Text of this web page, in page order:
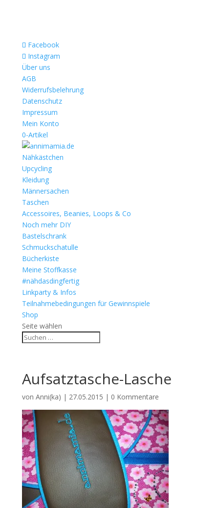
Facebook
Instagram
Über uns
AGB
Widerrufsbelehrung
Datenschutz
Impressum
Mein Konto
0-Artikel
Nähkästchen
Upcycling
Kleidung
Männersachen
Taschen
Accessoires, Beanies, Loops & Co
Noch mehr DIY
Bastelschrank
Schmuckschatulle
Bücherkiste
Meine Stoffkasse
#nähdasdingfertig
Linkparty & Infos
Teilnahmebedingungen für Gewinnspiele
Shop
Seite wählen
Aufsatztasche-Lasche
von Anni(ka) | 27.05.2015 | 0 Kommentare